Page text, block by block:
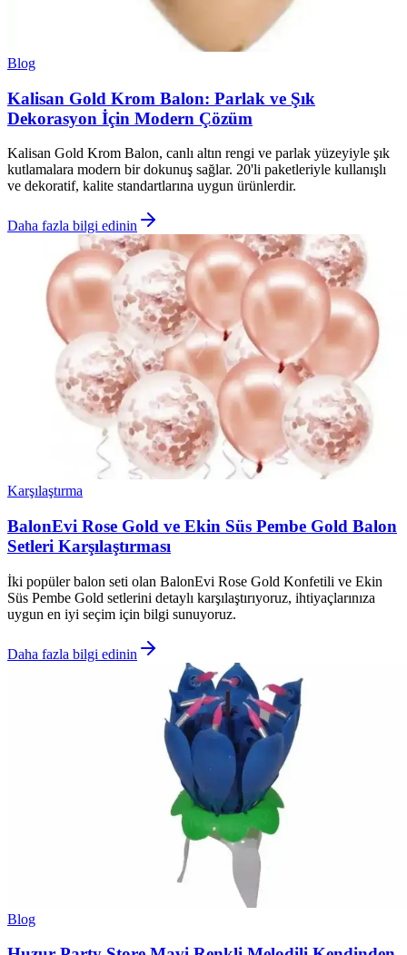
Blog
Kalisan Gold Krom Balon: Parlak ve Şık
Dekorasyon İçin Modern Çözüm
Kalisan Gold Krom Balon, canlı altın rengi ve parlak yüzeyiyle şık
kutlamalara modern bir dokunuş sağlar. 20'li paketleriyle kullanışlı
ve dekoratif, kalite standartlarına uygun ürünlerdir.
Daha fazla bilgi edinin
Karşılaştırma
BalonEvi Rose Gold ve Ekin Süs Pembe Gold Balon
Setleri Karşılaştırması
İki popüler balon seti olan BalonEvi Rose Gold Konfetili ve Ekin
Süs Pembe Gold setlerini detaylı karşılaştırıyoruz, ihtiyaçlarınıza
uygun en iyi seçim için bilgi sunuyoruz.
Daha fazla bilgi edinin
Blog